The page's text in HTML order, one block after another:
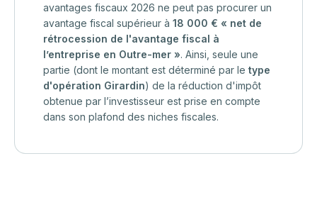
avantages fiscaux 2026 ne peut pas procurer un
avantage fiscal supérieur à 18 000 € « net de
rétrocession de l'avantage fiscal à
l’entreprise en Outre-mer ». Ainsi, seule une
partie (dont le montant est déterminé par le type
d'opération Girardin) de la réduction d'impôt
obtenue par l’investisseur est prise en compte
dans son plafond des niches fiscales.